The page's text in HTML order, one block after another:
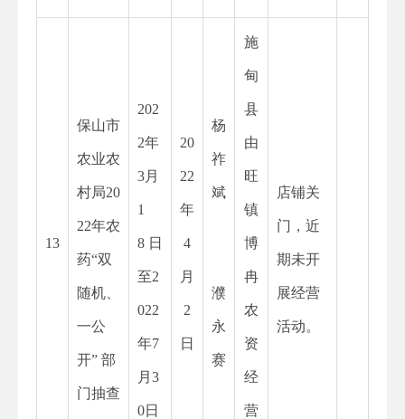
13
保山市
农业农
村局20
22年农
药“双
随机、
一公
开” 部
门抽查
202
2年
3月
1
8 日
至2
022
年7
月3
0日
20
22
年
4
月
2
日
杨
祚
斌
濮
永
赛
施
甸
县
由
旺
镇
博
冉
农
资
经
营
店铺关
门，近
期未开
展经营
活动。